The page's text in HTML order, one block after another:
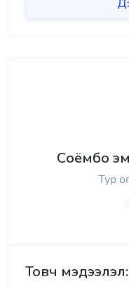
Соёмбо
Тур
Товч мэдээлэл: